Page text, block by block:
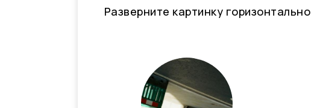
Разверните картинку горизонтально